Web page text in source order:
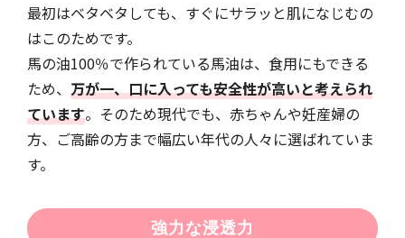
最初はベタベタしても、すぐにサラッと肌になじむの
はこのためです。
馬の油100％で作られている馬油は、食用にもできる
ため、 万が一、口に入っても安全性が高いと考えられ
ています。そのため現代でも、赤ちゃんや妊産婦の
方、ご高齢の方まで幅広い年代の人々に選ばれていま
す。
強力な浸透力